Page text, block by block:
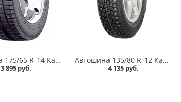
Автошина 175/65 R-14 Кама 505 82T шип в Кургане
3 895 руб.
Автошина 135/80 R-12 Кама 503 68Q шип в Кургане
4 135 руб.